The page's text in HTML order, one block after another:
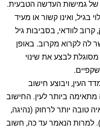
של גמישות העדשה הטבעית.
בגיל, ואינו קשור או מעיד
לוודאי, בסביבות גיל
לה לקרוא מקרוב. באופן
לבצע את שינוי
העין, ויבוצע חישוב
ביותר לעין. החישוב
טובה יותר לרחוק (נהיגה,
למרות הנאמר עד כה, חשוב